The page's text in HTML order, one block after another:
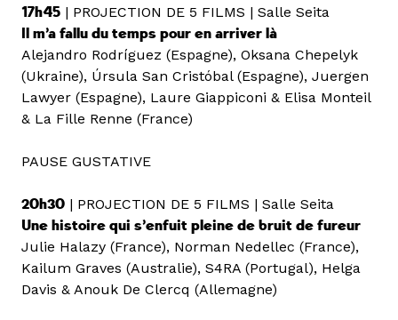
17h45 | PROJECTION DE 5 FILMS | Salle Seita
Il m’a fallu du temps pour en arriver là
Alejandro Rodríguez (Espagne), Oksana Chepelyk
(Ukraine), Úrsula San Cristóbal (Espagne), Juergen
Lawyer (Espagne), Laure Giappiconi & Elisa Monteil
& La Fille Renne (France)
PAUSE GUSTATIVE
20h30 | PROJECTION DE 5 FILMS | Salle Seita
Une histoire qui s’enfuit pleine de bruit de fureur
Julie Halazy (France), Norman Nedellec (France),
Kailum Graves (Australie), S4RA (Portugal), Helga
Davis & Anouk De Clercq (Allemagne)